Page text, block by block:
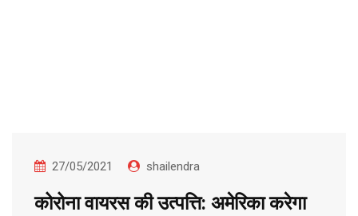
27/05/2021 shailendra
कोरोना वायरस की उत्पत्ति: अमेरिका करेगा